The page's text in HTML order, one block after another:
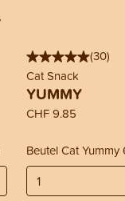
(30)
Cat Snack
YUMMY
CHF 9.85
Beutel Cat